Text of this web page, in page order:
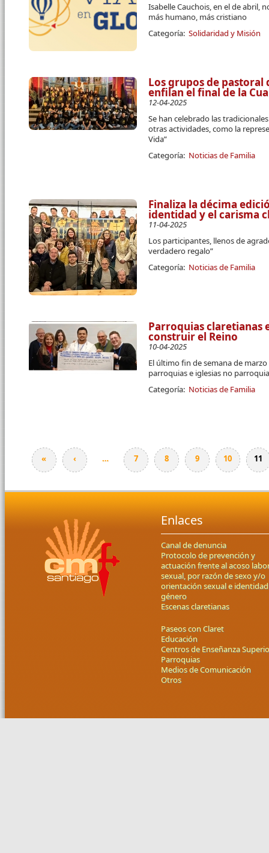
Isabelle Cauchois, en el de abril,
más humano, más cristiano
Categoría: Solidaridad y Misión
Los grupos de
enfilan el final de la
12-04-2025
Se han celebrado las
otras actividades, como la
Vida”
Categoría: Noticias de Familia
Finaliza la décima
identidad y el carisma
11-04-2025
Los participantes, llenos de
verdadero regalo”
Categoría: Noticias de Familia
Parroquias claretianas
construir el Reino
10-04-2025
El último fin de semana de
parroquias e iglesias no
Categoría: Noticias de Familia
Páginas
« ‹ … 7 8 9 10 11
Enlaces
Canal de denuncia
Protocolo de prevención y
actuación frente al acoso
sexual, por razón de sexo y/o
orientación sexual e
género
Escenas claretianas
Paseos con Claret
Educación
Centros de Enseñanza
Parroquias
Medios de Comunicación
Otros